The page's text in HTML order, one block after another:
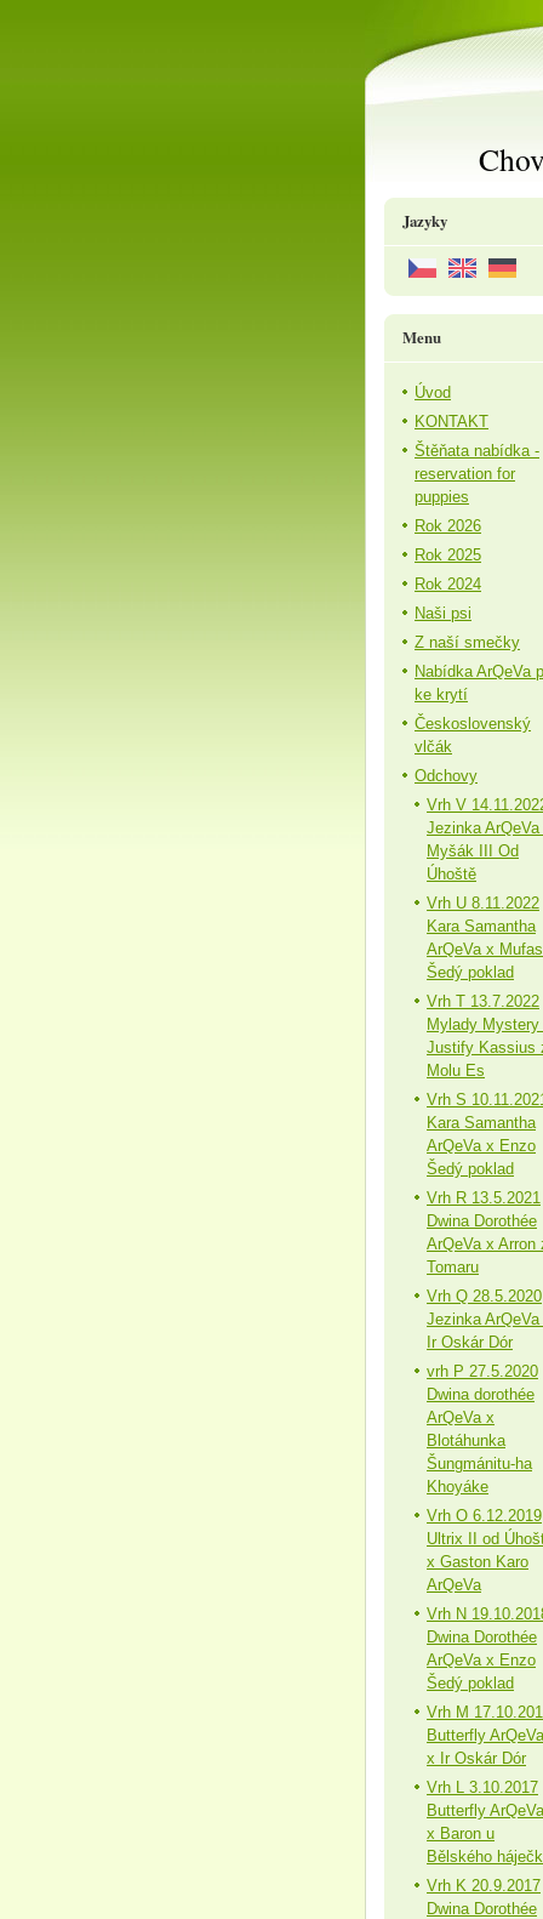
Jazyky
Menu
Úvod
KONTAKT
Štěňata nabídka -
reservation for
puppies
Rok 2026
Rok 2025
Rok 2024
Naši psi
Z naší smečky
Nabídka ArQeVa
ke krytí
Československý
vlčák
Odchovy
Vrh V
Jezinka ArQeVa
Myšák III Od
Úhoště
Vrh U 8.11.2022
Kara Samantha
ArQeVa x
Šedý poklad
Vrh T 13.7.2022
Mylady Mystery
Justify Kassius
Molu Es
Vrh S
Kara Samantha
ArQeVa x Enzo
Šedý poklad
Vrh R 13.5.2021
Dwina Dorothée
ArQeVa x Arron
Tomaru
Vrh Q 28.5.2020
Jezinka ArQeVa
Ir Oskár Dór
vrh P 27.5.2020
Dwina dorothée
ArQeVa x
Blotáhunka
Šungmánitu-ha
Khoyáke
Vrh O 6.12.2019
Ultrix II od
x Gaston Karo
ArQeVa
Vrh N
Dwina Dorothée
ArQeVa x Enzo
Šedý poklad
Vrh M
Butterfly ArQeVa
x Ir Oskár Dór
Vrh L 3.10.2017
Butterfly ArQeVa
x Baron u
Bělského
Vrh K 20.9.2017
Dwina Dorothée